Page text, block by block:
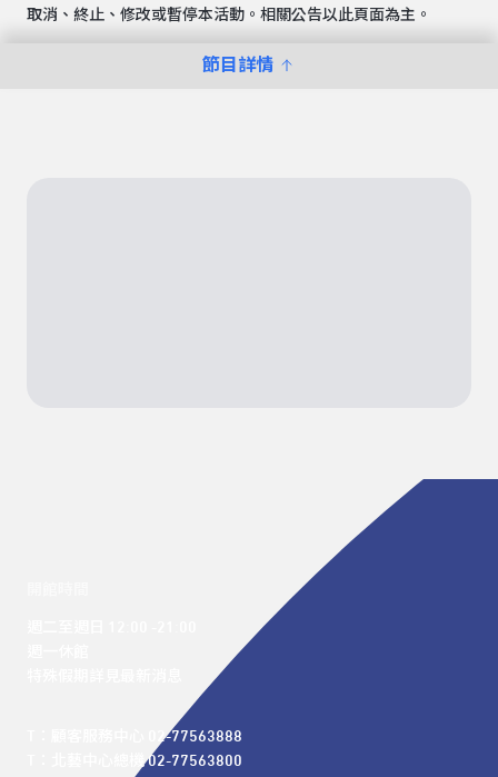
節目詳情
取消、終止、修改或暫停本活動。相關公告以此頁面為主。
T：顧客服務中心 02-77563888
T：北藝中心總機 02-77563800